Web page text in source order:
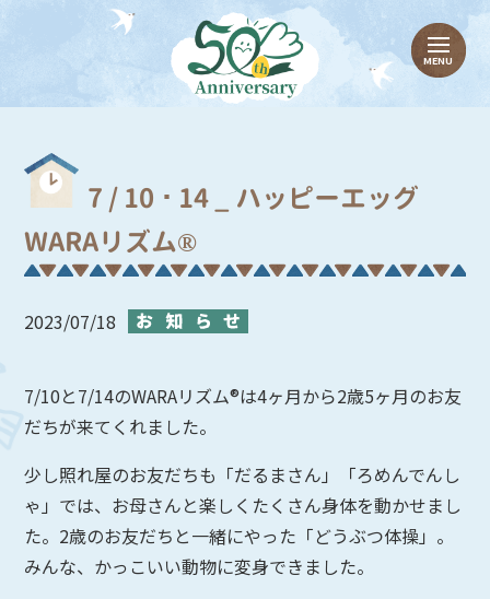
7 / 10 ･ 14 _ ハッピーエッグ
WARAリズム®
2023/07/18
7/10と7/14のWARAリズム®︎は4ヶ月から2歳5ヶ月のお友
だちが来てくれました。
少し照れ屋のお友だちも「だるまさん」「ろめんでんし
ゃ」では、お母さんと楽しくたくさん身体を動かせまし
た。 2歳のお友だちと一緒にやった「どうぶつ体操」。
みんな、かっこいい動物に変身できました。